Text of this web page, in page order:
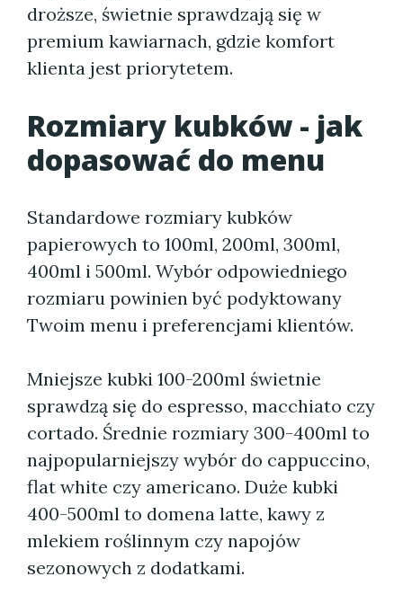
droższe, świetnie sprawdzają się w
premium kawiarnach, gdzie komfort
klienta jest priorytetem.
Rozmiary kubków - jak
dopasować do menu
Standardowe rozmiary kubków
papierowych to 100ml, 200ml, 300ml,
400ml i 500ml. Wybór odpowiedniego
rozmiaru powinien być podyktowany
Twoim menu i preferencjami klientów.
Mniejsze kubki 100-200ml świetnie
sprawdzą się do espresso, macchiato czy
cortado. Średnie rozmiary 300-400ml to
najpopularniejszy wybór do cappuccino,
flat white czy americano. Duże kubki
400-500ml to domena latte, kawy z
mlekiem roślinnym czy napojów
sezonowych z dodatkami.